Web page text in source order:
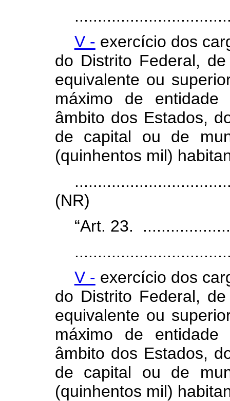
V - exercício dos
do Distrito Federal,
equivalente ou
máximo de entidade
âmbito dos Estados,
de capital ou de
(quinhentos mil)
(NR)
“Art. 23.
V - exercício dos
do Distrito Federal,
equivalente ou
máximo de entidade
âmbito dos Estados,
de capital ou de
(quinhentos mil)